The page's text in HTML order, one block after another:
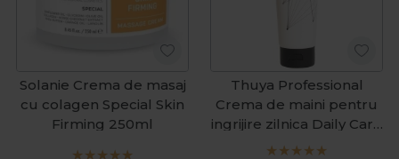
Solanie Crema de masaj
cu colagen Special Skin
Firming 250ml
Thuya Professional
Crema de maini pentru
ingrijire zilnica Daily Care
250ml